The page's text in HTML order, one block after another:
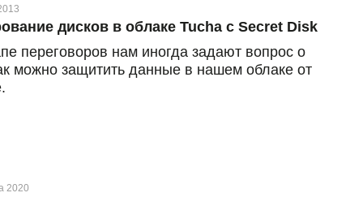
какую пользу принесет вашему бизнесу.
дисков в облаке Tucha с Secret Disk
переговоров нам иногда задают вопрос о
можно защитить данные в нашем облаке от
2020